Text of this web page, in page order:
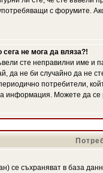
с форумите.
сега не мога да вляза?!
сте неправилни име и
да не би случайно да
потребители,
информация. Можете да се
се съхраняват в база